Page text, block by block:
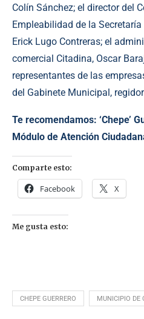
Colín Sánchez; el director del
Empleabilidad de la
Erick Lugo Contreras; el
comercial Citadina, Oscar
representantes de las
del Gabinete Municipal,
Te recomendamos: ‘Chepe’
Módulo de Atención
Comparte esto:
Facebook X
Me gusta esto:
CHEPE GUERRERO MUNICIPIO DE